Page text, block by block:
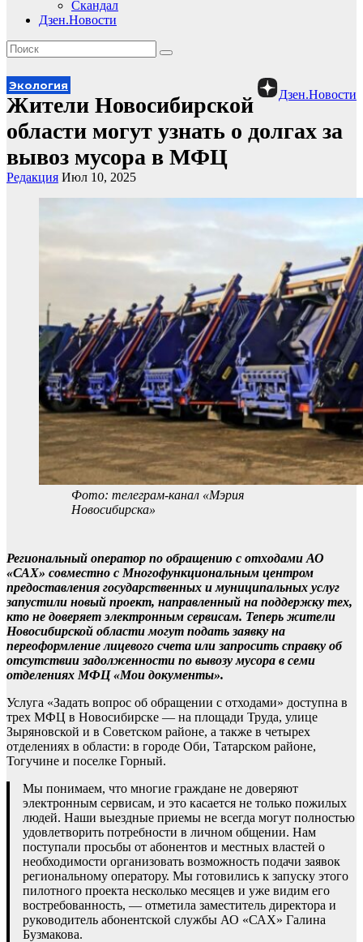
Скандал
Дзен.Новости
Дзен.Новости
Экология
Жители Новосибирской
области могут узнать о долгах за
вывоз мусора в МФЦ
Редакция Июл 10, 2025
Фото: телеграм-канал «Мэрия
Новосибирска»
Региональный оператор по обращению с отходами АО
«САХ» совместно с Многофункциональным центром
предоставления государственных и муниципальных услуг
запустили новый проект, направленный на поддержку тех,
кто не доверяет электронным сервисам. Теперь жители
Новосибирской области могут подать заявку на
переоформление лицевого счета или запросить справку об
отсутствии задолженности по вывозу мусора в семи
отделениях МФЦ «Мои документы».
Услуга «Задать вопрос об обращении с отходами» доступна в
трех МФЦ в Новосибирске — на площади Труда, улице
Зыряновской и в Советском районе, а также в четырех
отделениях в области: в городе Оби, Татарском районе,
Тогучине и поселке Горный.
Мы понимаем, что многие граждане не доверяют
электронным сервисам, и это касается не только пожилых
людей. Наши выездные приемы не всегда могут полностью
удовлетворить потребности в личном общении. Нам
поступали просьбы от абонентов и местных властей о
необходимости организовать возможность подачи заявок
региональному оператору. Мы готовились к запуску этого
пилотного проекта несколько месяцев и уже видим его
востребованность, — отметила заместитель директора и
руководитель абонентской службы АО «САХ» Галина
Бузмакова.